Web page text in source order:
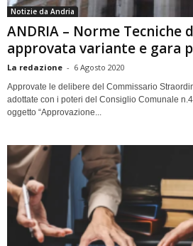
Notizie da Andria
ANDRIA – Norme Tecniche
approvata variante e gara
La redazione - 6 Agosto 2020
Approvate le delibere del Commissario
adottate con i poteri del Consiglio Comunale
oggetto “Approvazione...